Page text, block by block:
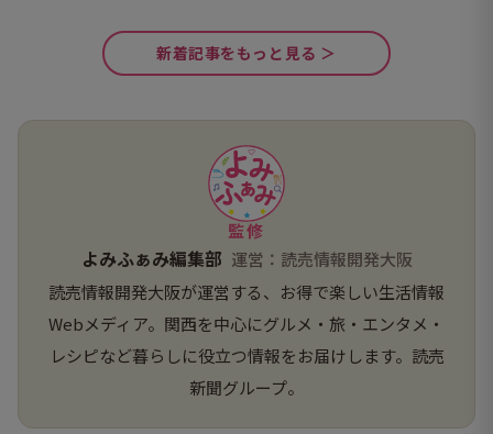
新着記事をもっと見る ＞
監修
よみふぁみ編集部 運営：読売情報開発大阪
読売情報開発大阪が運営する、お得で楽しい生活情報
Webメディア。関西を中心にグルメ・旅・エンタメ・
レシピなど暮らしに役立つ情報をお届けします。読売
新聞グループ。